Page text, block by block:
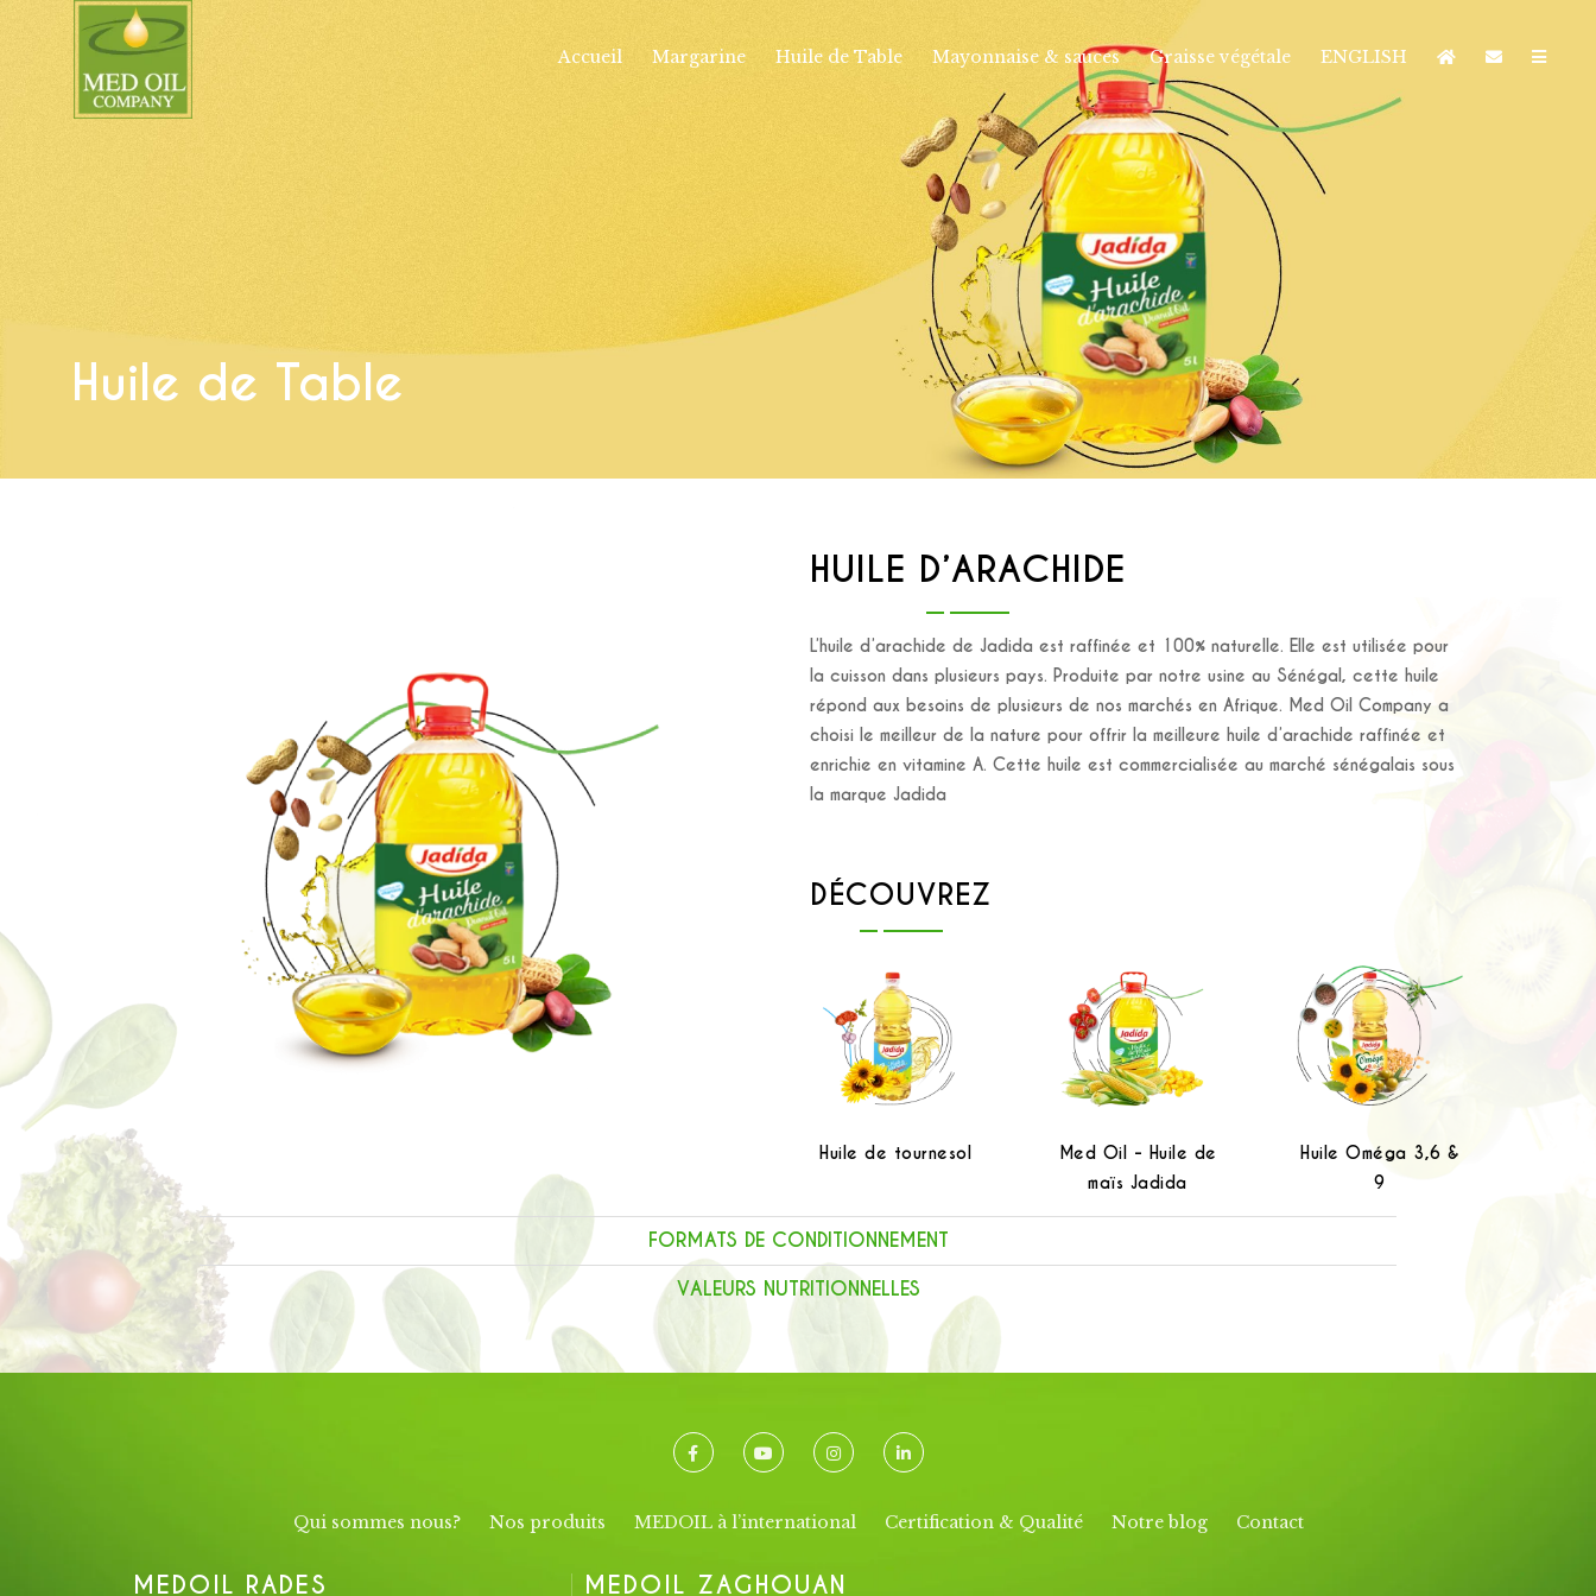
Accueil Margarine Huile de Table Mayonnaise & sauces Graisse végétale ENGLISH
HUILE D’ARACHIDE
L’huile d’arachide de Jadida est raffinée et 100% naturelle. Elle est utilisée pour
la cuisson dans plusieurs pays. Produite par notre usine au Sénégal, cette huile
répond aux besoins de plusieurs de nos marchés en Afrique. Med Oil Company a
choisi le meilleur de la nature pour offrir la meilleure huile d’arachide raffinée et
enrichie en vitamine A. Cette huile est commercialisée au marché sénégalais sous
la marque Jadida
DÉCOUVREZ
Huile de soja Huile de tournesol
Med Oil - Huile de
maïs Jadida
Huile Oméga 3,6 &
9
FORMATS DE CONDITIONNEMENT
VALEURS NUTRITIONNELLES
Qui sommes nous? Nos produits MEDOIL à l’international Certification & Qualité Notre blog Contact
MEDOIL RADES MEDOIL ZAGHOUAN